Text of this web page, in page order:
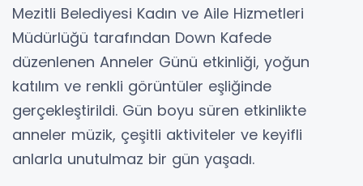
Mezitli Belediyesi Kadın ve Aile Hizmetleri
Müdürlüğü tarafından Down Kafede
düzenlenen Anneler Günü etkinliği, yoğun
katılım ve renkli görüntüler eşliğinde
gerçekleştirildi. Gün boyu süren etkinlikte
anneler müzik, çeşitli aktiviteler ve keyifli
anlarla unutulmaz bir gün yaşadı.